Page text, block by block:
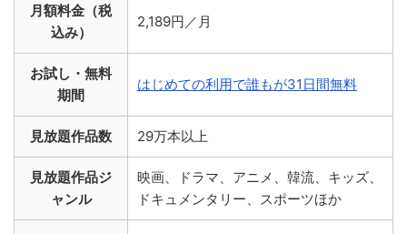
月額料金（税
込み）
2,189円／月
お試し・無料
期間
はじめての利用で誰もが31日間無料
見放題作品数 29万本以上
見放題作品ジ
ャンル
映画、ドラマ、アニメ、韓流、キッズ、
ドキュメンタリー、スポーツほか